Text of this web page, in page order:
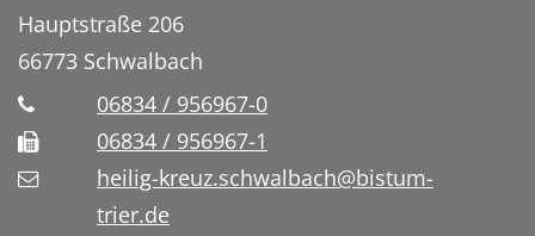
Hauptstraße 206
66773 Schwalbach
06834 / 956967-0
06834 / 956967-1
heilig-kreuz.schwalbach@bistum-
trier.de